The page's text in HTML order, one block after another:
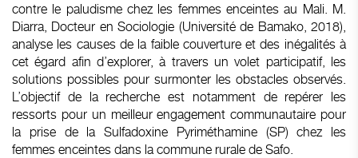
contre le paludisme chez les femmes enceintes au Mali. M.
Diarra, Docteur en Sociologie (Université de Bamako, 2018),
analyse les causes de la faible couverture et des inégalités à
cet égard afin d’explorer, à travers un volet participatif, les
solutions possibles pour surmonter les obstacles observés.
L’objectif de la recherche est notamment de repérer les
ressorts pour un meilleur engagement communautaire pour
la prise de la Sulfadoxine Pyriméthamine (SP) chez les
femmes enceintes dans la commune rurale de Safo.